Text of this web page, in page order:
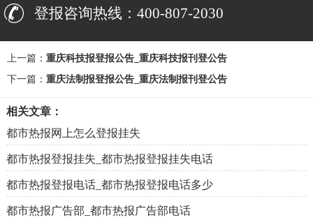
登报咨询热线：400-807-2030
上一篇： 重庆科技报登报公告_重庆科技报刊登公告
下一篇： 重庆法制报登报公告_重庆法制报刊登公告
相关文章：
都市热报网上怎么登报挂失
都市热报登报挂失_都市热报登报挂失电话
都市热报登报电话_都市热报登报电话多少
都市热报广告部_都市热报广告部电话